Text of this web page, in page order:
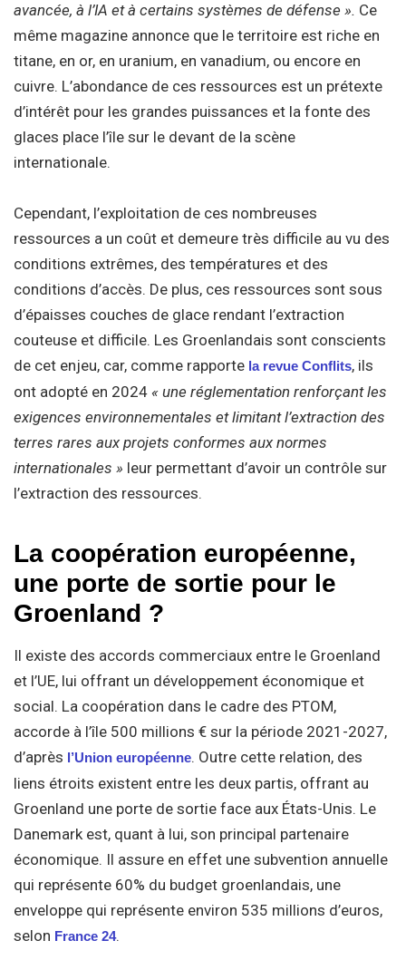
avancée, à l’IA et à certains systèmes de défense ». Ce
même magazine annonce que le territoire est riche en
titane, en or, en uranium, en vanadium, ou encore en
cuivre. L’abondance de ces ressources est un prétexte
d’intérêt pour les grandes puissances et la fonte des
glaces place l’île sur le devant de la scène
internationale.
Cependant, l’exploitation de ces nombreuses
ressources a un coût et demeure très difficile au vu des
conditions extrêmes, des températures et des
conditions d’accès. De plus, ces ressources sont sous
d’épaisses couches de glace rendant l’extraction
couteuse et difficile. Les Groenlandais sont conscients
de cet enjeu, car, comme rapporte la revue Conflits, ils
ont adopté en 2024 « une réglementation renforçant les
exigences environnementales et limitant l’extraction des
terres rares aux projets conformes aux normes
internationales » leur permettant d’avoir un contrôle sur
l’extraction des ressources.
La coopération européenne,
une porte de sortie pour le
Groenland ?
Il existe des accords commerciaux entre le Groenland
et l’UE, lui offrant un développement économique et
social. La coopération dans le cadre des PTOM,
accorde à l’île 500 millions € sur la période 2021-2027,
d’après l’Union européenne. Outre cette relation, des
liens étroits existent entre les deux partis, offrant au
Groenland une porte de sortie face aux États-Unis. Le
Danemark est, quant à lui, son principal partenaire
économique. Il assure en effet une subvention annuelle
qui représente 60% du budget groenlandais, une
enveloppe qui représente environ 535 millions d’euros,
selon France 24.